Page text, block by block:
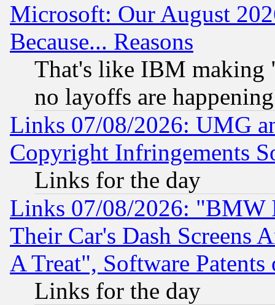
Microsoft: Our August
Because... Reasons
That's like IBM making
no layoffs are happening
Links 07/08/2026: UMG
Copyright Infringements
Links for the day
Links 07/08/2026: "BMW
Their Car's Dash Screens
A Treat", Software Patents
Links for the day